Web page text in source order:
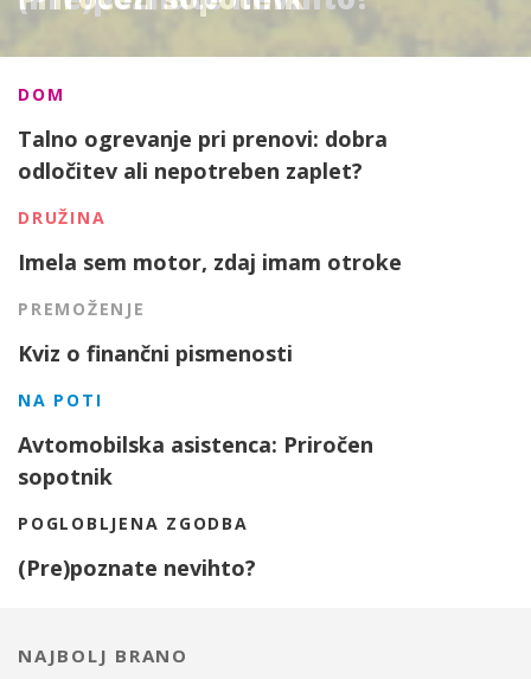
DOM
Talno ogrevanje pri prenovi: dobra
odločitev ali nepotreben zaplet?
DRUŽINA
Imela sem motor, zdaj imam otroke
PREMOŽENJE
Kviz o finančni pismenosti
NA POTI
Avtomobilska asistenca: Priročen
sopotnik
POGLOBLJENA ZGODBA
(Pre)poznate nevihto?
NAJBOLJ BRANO